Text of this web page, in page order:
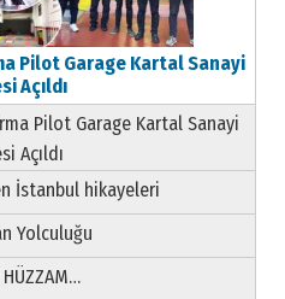
Pilot Garage Kartal Sanayi
Açıldı
Pilot Garage Kartal Sanayi
Açıldı
İstanbul hikayeleri
Yolculuğu